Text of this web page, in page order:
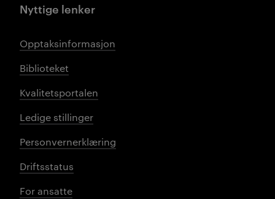
Nyttige lenker
Opptaksinformasjon
Biblioteket
Kvalitetsportalen
Ledige stillinger
Personvernerklæring
Driftsstatus
For ansatte